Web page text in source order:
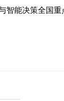
智能决策全国